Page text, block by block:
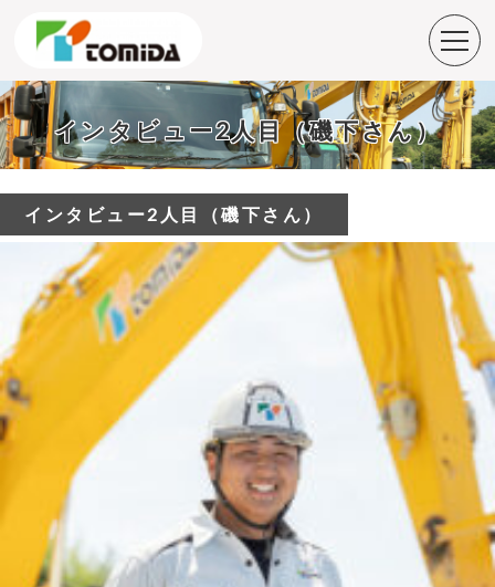
インタビュー2人目（磯下さん）
インタビュー2人目（磯下さん）